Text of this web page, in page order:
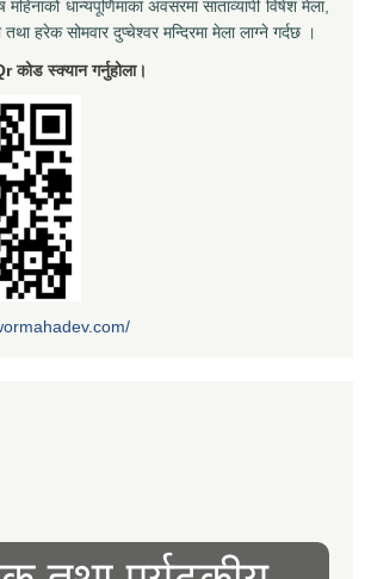
धान्यपूर्णिमाका अवसरमा साताव्यापी विषेश मेला,
तथा हरेक सोमवार दुप्चेश्वर मन्दिरमा मेला लाग्ने गर्दछ ।
कोड स्क्यान गर्नुहोला।